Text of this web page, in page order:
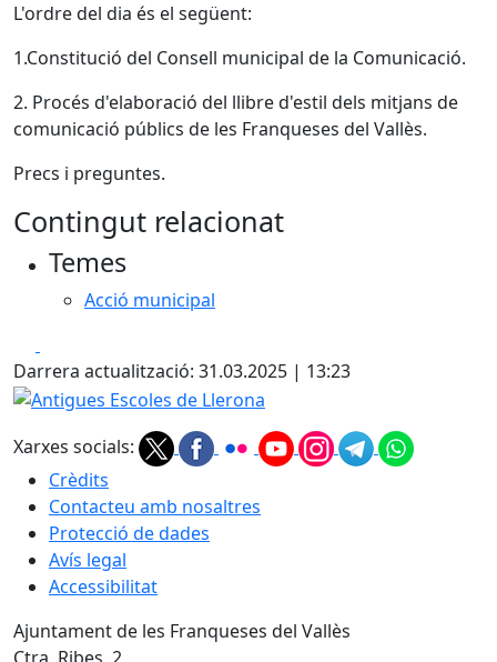
L'ordre del dia és el següent:
1.Constitució del Consell municipal de la Comunicació.
2. Procés d'elaboració del llibre d'estil dels mitjans de
comunicació públics de les Franqueses del Vallès.
Precs i preguntes.
Contingut relacionat
Temes
Acció municipal
Darrera actualització: 31.03.2025 | 13:23
Antigues Escoles de Llerona
Xarxes socials:
Crèdits
Contacteu amb nosaltres
Protecció de dades
Avís legal
Accessibilitat
Ajuntament de les Franqueses del Vallès